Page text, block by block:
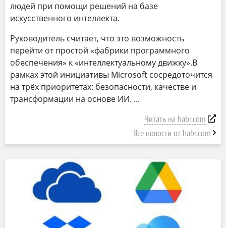
людей при помощи решений на базе
искусственного интеллекта.
Руководитель считает, что это возможность
перейти от простой «фабрики программного
обеспечения» к «интеллектуальному движку».В
рамках этой инициативы Microsoft сосредоточится
на трёх приоритетах: безопасности, качестве и
трансформации на основе ИИ.
Читать на habr.com
Все новости от habr.com